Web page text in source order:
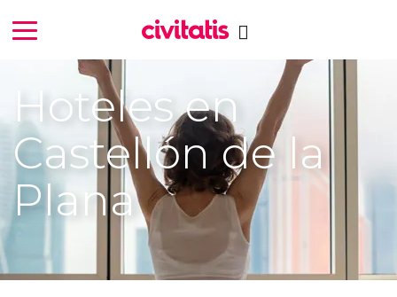
Hoteles en
Castellón de la
Plana